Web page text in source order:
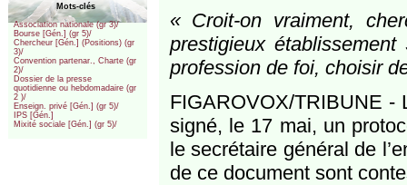
Mots-clés
Association nationale (gr 3)/
Bourse [Gén.] (gr 5)/
Chercheur [Gén.] (Positions) (gr
3)/
Convention partenar., Charte (gr
2)/
Dossier de la presse
quotidienne ou hebdomadaire (gr
2 )/
Enseign. privé [Gén.] (gr 5)/
IPS [Gén.]
Mixité sociale [Gén.] (gr 5)/
« Croit-on vraiment,
prestigieux
profession de foi, choisir
FIGAROVOX/TRIBUNE -
signé, le 17 mai, un
le secrétaire général de
de ce document sont